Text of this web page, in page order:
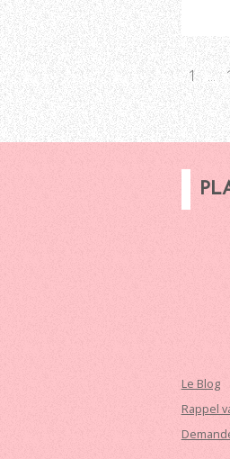
1 ...
Le Blog
Rappel